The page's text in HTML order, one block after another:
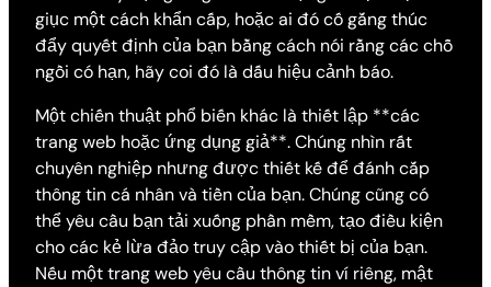
giục một cách khẩn cấp, hoặc ai đó cố gắng thúc
đẩy quyết định của bạn bằng cách nói rằng các chỗ
ngồi có hạn, hãy coi đó là dấu hiệu cảnh báo.
Một chiến thuật phổ biến khác là thiết lập **các
trang web hoặc ứng dụng giả**. Chúng nhìn rất
chuyên nghiệp nhưng được thiết kế để đánh cắp
thông tin cá nhân và tiền của bạn. Chúng cũng có
thể yêu cầu bạn tải xuống phần mềm, tạo điều kiện
cho các kẻ lừa đảo truy cập vào thiết bị của bạn.
Nếu một trang web yêu cầu thông tin ví riêng, mật